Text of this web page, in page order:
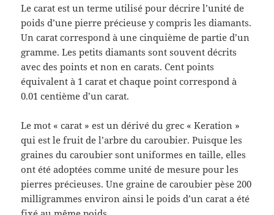
Le carat est un terme utilisé pour décrire l’unité de
poids d’une pierre précieuse y compris les diamants.
Un carat correspond à une cinquième de partie d’un
gramme. Les petits diamants sont souvent décrits
avec des points et non en carats. Cent points
équivalent à 1 carat et chaque point correspond à
0.01 centième d’un carat.
Le mot « carat » est un dérivé du grec « Keration »
qui est le fruit de l’arbre du caroubier. Puisque les
graines du caroubier sont uniformes en taille, elles
ont été adoptées comme unité de mesure pour les
pierres précieuses. Une graine de caroubier pèse 200
milligrammes environ ainsi le poids d’un carat a été